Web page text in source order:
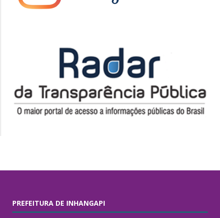
PREFEITURA DE INHANGAPI